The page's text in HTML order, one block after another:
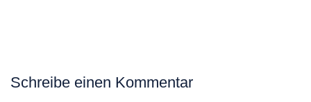
Schreibe einen Kommentar